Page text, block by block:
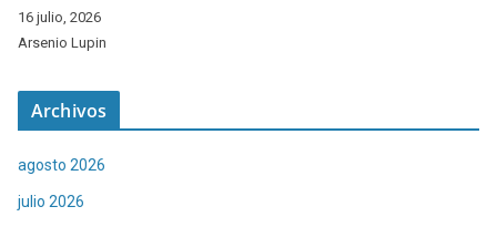
16 julio, 2026
Arsenio Lupin
Archivos
agosto 2026
julio 2026